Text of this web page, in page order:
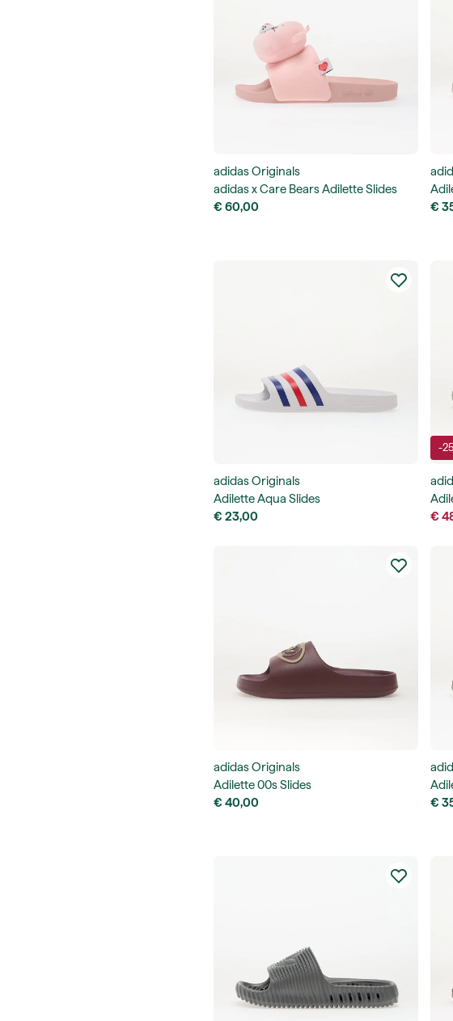
adidas Originals
adidas x Care Bears Adilette Slides
€ 60,00
€
adidas Originals
Adilette Aqua Slides
€ 23,00
-
€
adidas Originals
Adilette 00s Slides
€ 40,00
€